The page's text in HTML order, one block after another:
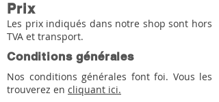
Prix
Les prix indiqués dans notre shop sont hors
TVA et transport.
Conditions générales
Nos conditions générales font foi. Vous les
trouverez en cliquant ici.